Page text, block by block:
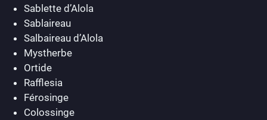
Sablette d’Alola
Sablaireau
Salbaireau d’Alola
Mystherbe
Ortide
Rafflesia
Férosinge
Colossinge